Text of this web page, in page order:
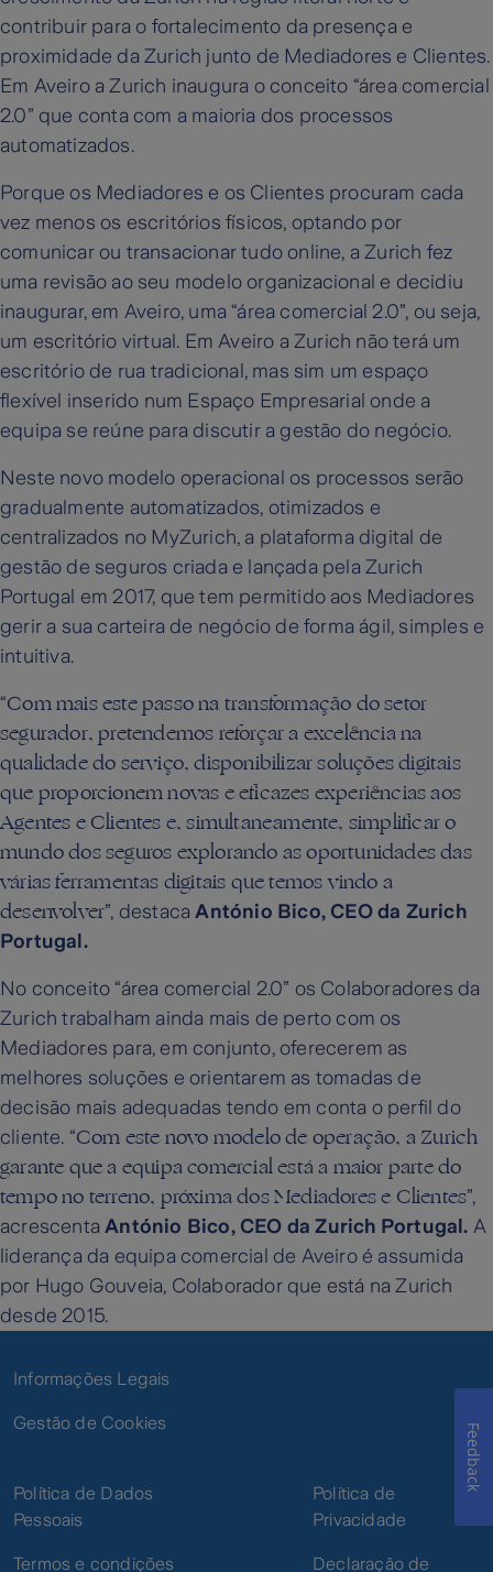
contribuir para o fortalecimento da presença e
proximidade da Zurich junto de Mediadores e Clientes.
Em Aveiro a Zurich inaugura o conceito “área comercial
2.0” que conta com a maioria dos processos
automatizados.
Porque os Mediadores e os Clientes procuram cada
vez menos os escritórios físicos, optando por
comunicar ou transacionar tudo online, a Zurich fez
uma revisão ao seu modelo organizacional e decidiu
inaugurar, em Aveiro, uma “área comercial 2.0”, ou seja,
um escritório virtual. Em Aveiro a Zurich não terá um
escritório de rua tradicional, mas sim um espaço
flexível inserido num Espaço Empresarial onde a
equipa se reúne para discutir a gestão do negócio.
Neste novo modelo operacional os processos serão
gradualmente automatizados, otimizados e
centralizados no MyZurich, a plataforma digital de
gestão de seguros criada e lançada pela Zurich
Portugal em 2017, que tem permitido aos Mediadores
gerir a sua carteira de negócio de forma ágil, simples e
intuitiva.
“Com mais este passo na transformação do setor
segurador, pretendemos reforçar a excelência na
qualidade do serviço, disponibilizar soluções digitais
que proporcionem novas e eficazes experiências aos
Agentes e Clientes e, simultaneamente, simplificar o
mundo dos seguros explorando as oportunidades das
várias ferramentas digitais que temos vindo a
desenvolver”, destacaAntónio Bico, CEO da Zurich
Portugal.
No conceito “área comercial 2.0” os Colaboradores da
Zurich trabalham ainda mais de perto com os
Mediadores para, em conjunto, oferecerem as
melhores soluções e orientarem as tomadas de
decisão mais adequadas tendo em conta o perfil do
cliente. “Com este novo modelo de operação, a Zurich
garante que a equipa comercial está a maior parte do
tempo no terreno, próxima dos Mediadores e Clientes”,
acrescentaAntónio Bico, CEO da Zurich Portugal. A
liderança da equipa comercial de Aveiro é assumida
por Hugo Gouveia, Colaborador que está na Zurich
desde 2015.
Informações Legais
Gestão de Cookies
Política de Dados
Pessoais
Termos e condições
Política de
Privacidade
Declaração de
Feedback